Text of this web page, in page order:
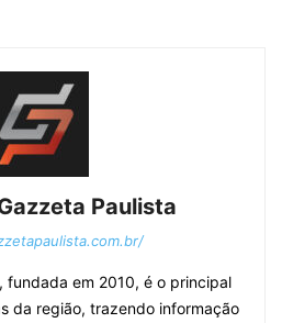
Paulista
fundada em 2010, é o principal
da região, trazendo informação